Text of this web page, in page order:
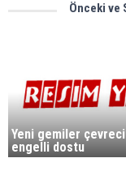
Önceki ve
Yeni gemiler
engelli dostu